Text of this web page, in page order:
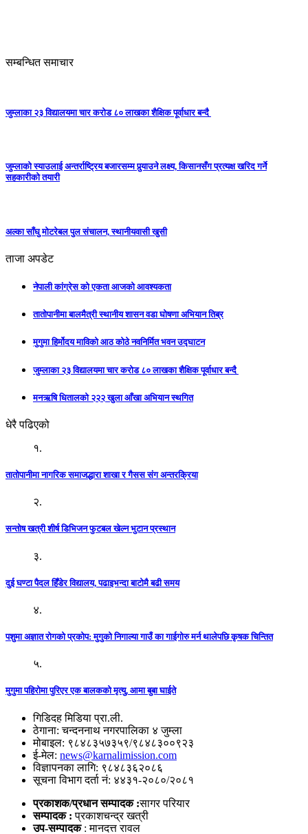
सम्बन्धित समाचार
जुम्लाका २३ विद्यालयमा चार करोड ८० लाखका शैक्षिक पूर्वाधार बन्दै
जुम्लाको स्याउलाई अन्तर्राष्ट्रिय बजारसम्म पुर्‍याउने लक्ष्य, किसानसँग प्रत्यक्ष खरिद गर्ने
सहकारीको तयारी
अल्का साँघु मोटरेबल पुल संचालन, स्थानीयवासी खुसी
ताजा अपडेट
नेपाली कांग्रेस को एकता आजको आवश्यकता
तातोपानीमा बालमैत्री स्थानीय शासन वडा घोषणा अभियान तिब्र
मुगुमा हिर्मोदय माविको आठ कोठे नवनिर्मित भवन उद्घाटन
जुम्लाका २३ विद्यालयमा चार करोड ८० लाखका शैक्षिक पूर्वाधार बन्दै
मनऋषि धितालको २२२ खुला आँखा अभियान स्थगित
धेरै पढिएको
१.
तातोपानीमा नागरिक समाजद्धारा शाखा र गैसस संग अन्तरक्रिया
२.
सन्तोष खत्री शीर्ष डिभिजन फुटबल खेल्न भुटान प्रस्थान
३.
दुई घण्टा पैदल हिँडेर विद्यालय, पढाइभन्दा बाटोमै बढी समय
४.
पशुमा अज्ञात रोगको प्रकोप: मुगुको निगाल्या गाउँ का गाईगोरु मर्न थालेपछि कृषक चिन्तित
५.
मुगुमा पहिरोमा पुरिएर एक बालकको मृत्यु, आमा बुबा घाईते
गिडिदह मिडिया प्रा.ली.
ठेगाना: चन्दननाथ नगरपालिका ४ जुम्ला
मोबाइल: ९८४८३५७३५९/९८४८३००९२३
ई-मेल: news@karnalimission.com
विज्ञापनका लागि: ९८४८३६२०८६
सूचना विभाग दर्ता नं: ४४३१-२०८०/२०८१
प्रकाशक/प्रधान सम्पादक :सागर परियार
सम्पादक :प्रकाशचन्द्र खत्री
उप-सम्पादक: मानदत्त रावल